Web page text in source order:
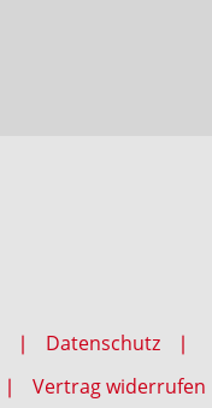
Datenschutz
Vertrag widerrufen